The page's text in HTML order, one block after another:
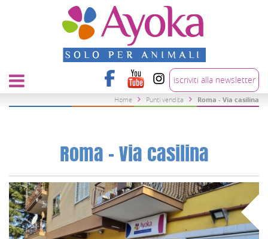
iscriviti alla newsletter
Home Punti vendita Roma - Via casilina
Roma - Via casilina